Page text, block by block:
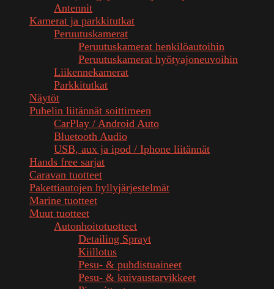
Antennit
Kamerat ja parkkitutkat
Peruutuskamerat
Peruutuskamerat henkilöautoihin
Peruutuskamerat hyötyajoneuvoihin
Liikennekamerat
Parkkitutkat
Näytöt
Puhelin liitännät soittimeen
CarPlay / Android Auto
Bluetooth Audio
USB, aux ja ipod / Iphone liitännät
Hands free sarjat
Caravan tuotteet
Pakettiautojen hyllyjärjestelmät
Marine tuotteet
Muut tuotteet
Autonhoitotuotteet
Detailing Sprayt
Kiillotus
Pesu- & puhdistuaineet
Pesu- & kuivaustarvikkeet